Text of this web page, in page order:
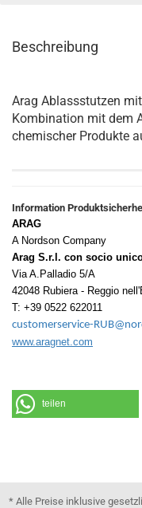
Beschreibung
Arag Ablassstutzen
Kombination mit dem
chemischer Produkte
Information
ARAG
A Nordson Company
Arag S.r.l. con socio
Via A.Palladio 5/A
42048 Rubiera - Reggio
T: +39 0522 622011
customerservice-
www.aragnet.com
teilen
* Alle Preise inklusive